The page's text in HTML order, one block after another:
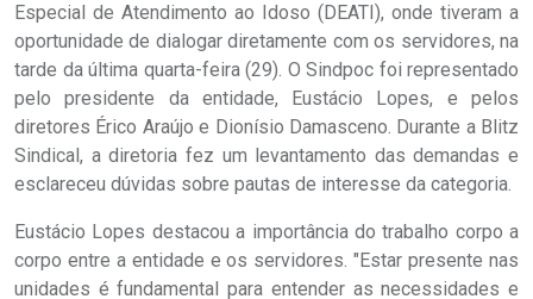
Especial de Atendimento ao Idoso (DEATI), onde tiveram a
oportunidade de dialogar diretamente com os servidores, na
tarde da última quarta-feira (29). O Sindpoc foi representado
pelo presidente da entidade, Eustácio Lopes, e pelos
diretores Érico Araújo e Dionísio Damasceno. Durante a Blitz
Sindical, a diretoria fez um levantamento das demandas e
esclareceu dúvidas sobre pautas de interesse da categoria.
Eustácio Lopes destacou a importância do trabalho corpo a
corpo entre a entidade e os servidores. "Estar presente nas
unidades é fundamental para entender as necessidades e